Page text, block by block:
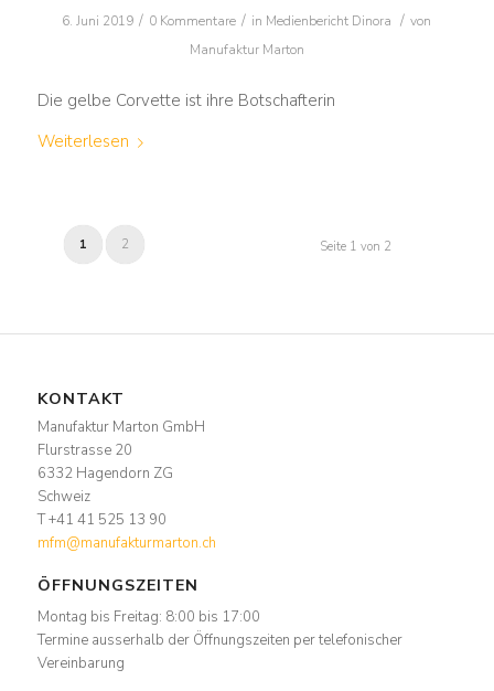
6. Juni 2019 / 0 Kommentare / in Medienbericht Dinora / von
Manufaktur Marton
Die gelbe Corvette ist ihre Botschafterin
Weiterlesen
Seite 1 von 2
1 2
KONTAKT
Manufaktur Marton GmbH
Flurstrasse 20
6332 Hagendorn ZG
Schweiz
T +41 41 525 13 90
mfm@manufakturmarton.ch
ÖFFNUNGSZEITEN
Montag bis Freitag: 8:00 bis 17:00
Termine ausserhalb der Öffnungszeiten per telefonischer
Vereinbarung